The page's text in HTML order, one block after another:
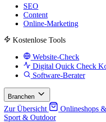
SEO
Content
Online-Marketing
Kostenlose Tools
Website-Check
Digital Quick Check
Software-Berater
Branchen
Zur Übersicht Onlineshops
Sport & Outdoor